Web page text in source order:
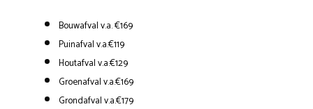
Bouwafval v.a. €169
Puinafval v.a.€119
Houtafval v.a.€129
Groenafval v.a.€169
Grondafval v.a.€179